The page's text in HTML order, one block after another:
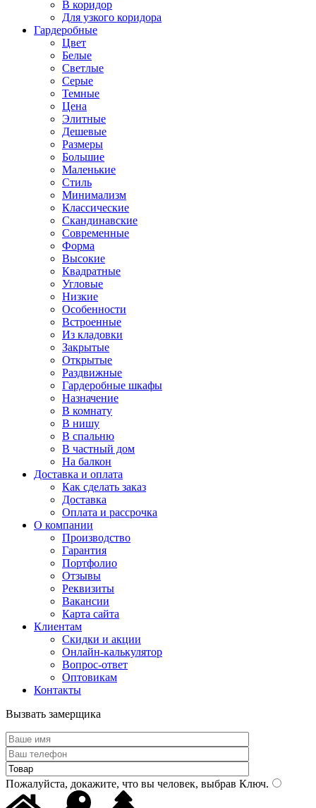
В коридор
Для узкого коридора
Гардеробные
Цвет
Белые
Светлые
Серые
Темные
Цена
Элитные
Дешевые
Размеры
Большие
Маленькие
Стиль
Минимализм
Классические
Скандинавские
Современные
Форма
Высокие
Квадратные
Угловые
Низкие
Особенности
Встроенные
Из кладовки
Закрытые
Открытые
Раздвижные
Гардеробные шкафы
Назначение
В комнату
В нишу
В спальню
В частный дом
На балкон
Доставка и оплата
Как сделать заказ
Доставка
Оплата и рассрочка
О компании
Производство
Гарантия
Портфолио
Отзывы
Реквизиты
Вакансии
Карта сайта
Клиентам
Скидки и акции
Онлайн-калькулятор
Вопрос-ответ
Оптовикам
Контакты
Вызвать замерщика
Пожалуйста, докажите, что вы человек, выбрав Ключ.